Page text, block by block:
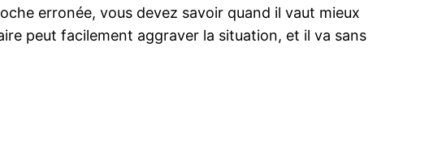
erronée, vous devez savoir quand il vaut mieux
peut facilement aggraver la situation, et il va sans